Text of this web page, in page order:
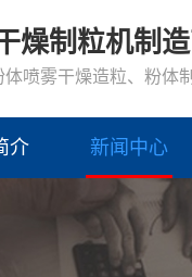
燥制粒机制
体喷雾干燥造粒、粉体
介 新闻中心